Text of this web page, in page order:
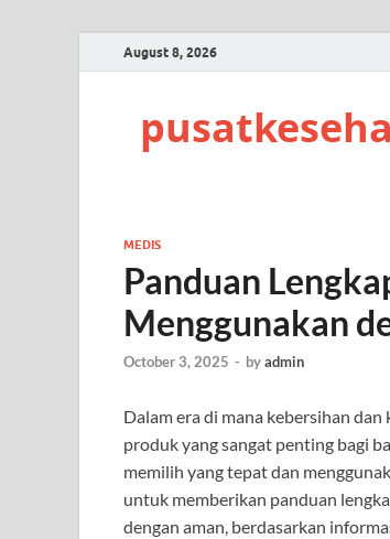
August 8, 2026
MEDIS
Panduan
Menggunakan
October 3, 2025 - byadmin
Dalam era di mana kebersihan
produk yang sangat penting bagi
memilih yang tepat dan
untuk memberikan panduan
dengan aman, berdasarkan